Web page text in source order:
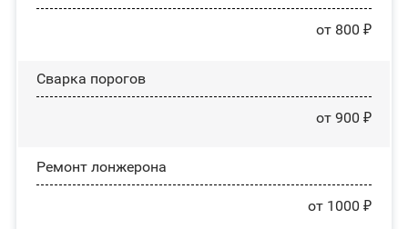
от 800 ₽
Сварка порогов
от 900 ₽
Ремонт лонжерона
от 1000 ₽